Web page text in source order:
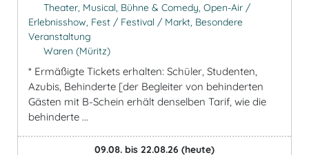
Theater, Musical, Bühne & Comedy, Open-Air /
Erlebnisshow, Fest / Festival / Markt, Besondere
Veranstaltung
Waren (Müritz)
* Ermäßigte Tickets erhalten: Schüler, Studenten,
Azubis, Behinderte [der Begleiter von behinderten
Gästen mit B-Schein erhält denselben Tarif, wie die
behinderte ...
09.08. bis 22.08.26 (heute)